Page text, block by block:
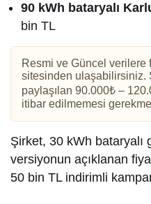
90 kWh bataryalı
bin TL
Resmi ve Güncel verilere
sitesinden ulaşabilirsiniz.
paylaşılan 90.000₺ –
itibar edilmemesi
Şirket, 30 kWh bataryalı
versiyonun açıklanan
50 bin TL indirimli